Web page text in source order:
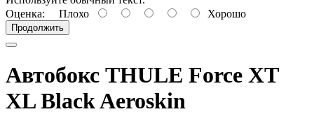
Оценка: Плохо Хорошо
Продолжить
Автобокс THULE Force XT
XL Black Aeroskin